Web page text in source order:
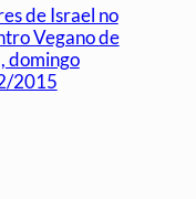
de Israel no
Vegano de
domingo
2015